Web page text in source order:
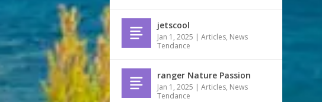
jetscool
Jan 1, 2025 |Articles, News
Tendance
ranger Nature Passion
Jan 1, 2025 |Articles, News
Tendance